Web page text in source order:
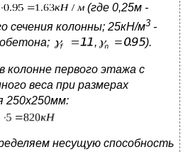
(где 0,25м -
сечения колонны; 25кН/м3 -
, ).
колонне первого этажа с
веса при размерах
250x250мм:
несущую способность